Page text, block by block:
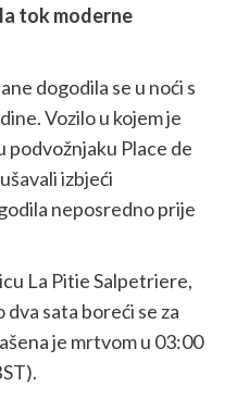
tok moderne
dogodila se u noći s
Vozilo u kojem je
podvožnjaku Place de
izbjeći
neposredno prije
La Pitie Salpetriere,
sata boreći se za
je mrtvom u 03:00